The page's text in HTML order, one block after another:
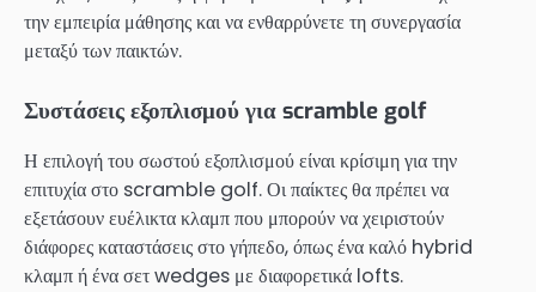
την εμπειρία μάθησης και να ενθαρρύνετε τη συνεργασία
μεταξύ των παικτών.
Συστάσεις εξοπλισμού για scramble golf
Η επιλογή του σωστού εξοπλισμού είναι κρίσιμη για την
επιτυχία στο scramble golf. Οι παίκτες θα πρέπει να
εξετάσουν ευέλικτα κλαμπ που μπορούν να χειριστούν
διάφορες καταστάσεις στο γήπεδο, όπως ένα καλό hybrid
κλαμπ ή ένα σετ wedges με διαφορετικά lofts.